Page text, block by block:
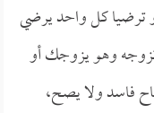
ترضيا كل واحد يرضي
تزوجه وهو يزوجك أو
فاسد ولا يصح،